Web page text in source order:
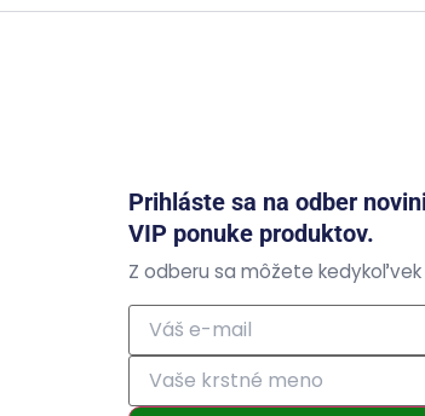
Prihláste sa na odber
VIP ponuke produktov.
Z odberu sa môžete